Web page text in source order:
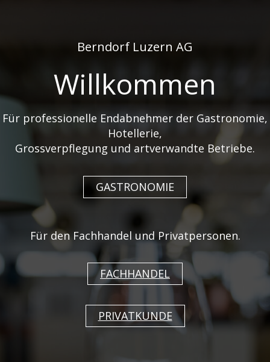
TRENDIGES GASTRO-
PORZELLAN MIT
BESONDERER OPTIK
UND HAPTIK
Die Marke HEART&SOUL bietet perfekte
Begleiter im gastronomischen Alltag. Regionale
Gerichte und unterschiedliche Food Styles von
ländertypisch bis Fine Dining lassen sich auf
den handwerklichen Optiken und kräftigen
Berndorf Luzern AG
Willkommen
Für professionelle Endabnehmer der Gastronomie,
Hotellerie,
Grossverpflegung und artverwandte Betriebe.
GASTRONOMIE
Für den Fachhandel und Privatpersonen.
FACHHANDEL
PRIVATKUNDE